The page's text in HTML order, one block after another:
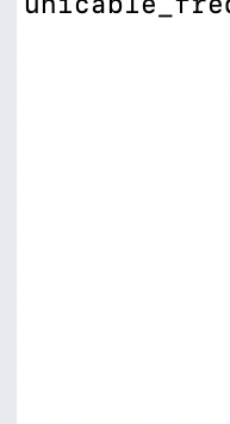
This system is using